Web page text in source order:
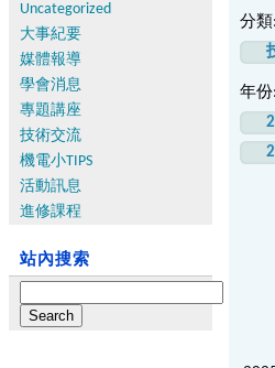
Uncategorized
大事紀要
媒體報導
學會消息
專題講座
技術交流
機電小TIPS
活動訊息
進修課程
站內搜索
for:
分類:
年份: